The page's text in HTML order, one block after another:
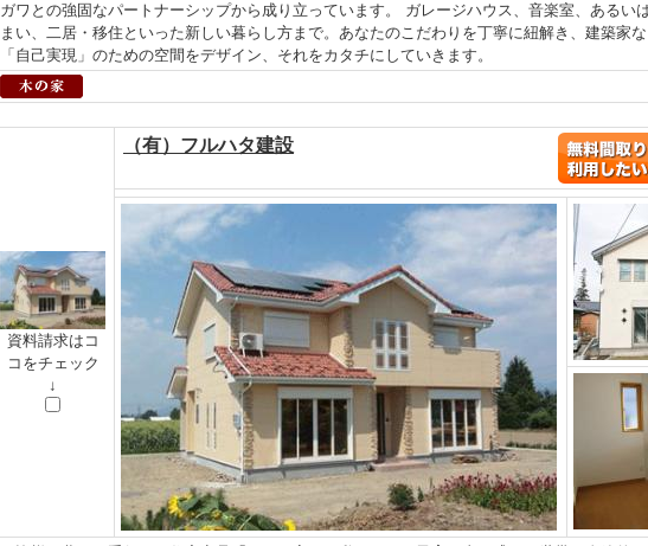
ガワとの強固なパートナーシップから成り立っています。 ガレージハウス、音楽室、あるい
まい、二居・移住といった新しい暮らし方まで。あなたのこだわりを丁寧に紐解き、建築家
「自己実現」のための空間をデザイン、それをカタチにしていきます。
資料請求はコ
コをチェック
↓
（有）フルハタ建設